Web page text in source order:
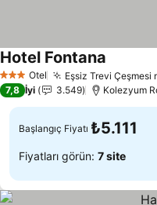
3 YıldızOtel Eşsiz Trevi Çeşmesi
Hotel Fontana
7,8 İyi 3.549 Kolezyum
Başlangıç Fiyatı ₺5.111
Fiyatları görün: 7 site